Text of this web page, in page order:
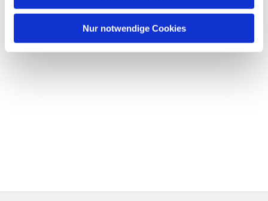
Nur notwendige Cookies